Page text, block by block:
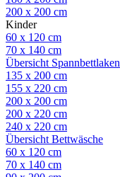
200 x 200 cm
Kinder
60 x 120 cm
70 x 140 cm
Übersicht Spannbettlaken
135 x 200 cm
155 x 220 cm
200 x 200 cm
200 x 220 cm
240 x 220 cm
Übersicht Bettwäsche
60 x 120 cm
70 x 140 cm